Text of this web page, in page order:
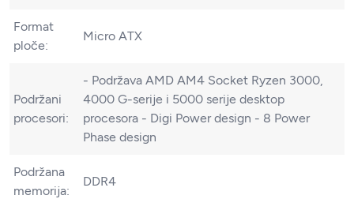
Format
ploče:
Micro ATX
Podržani
procesori:
- Podržava AMD AM4 Socket Ryzen 3000,
4000 G-serije i 5000 serije desktop
procesora - Digi Power design - 8 Power
Phase design
Podržana
memorija:
DDR4